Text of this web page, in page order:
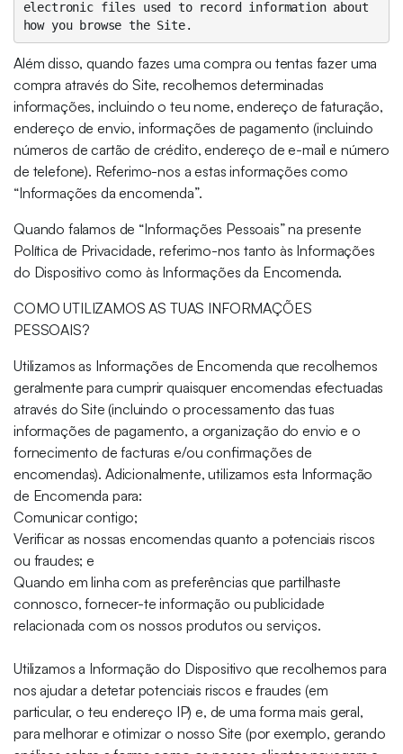
electronic files used to record information about
Além disso, quando fazes uma compra ou tentas fazer uma
compra através do Site, recolhemos determinadas
informações, incluindo o teu nome, endereço de faturação,
endereço de envio, informações de pagamento (incluindo
números de cartão de crédito, endereço de e-mail e número
de telefone). Referimo-nos a estas informações como
“Informações da encomenda”.
Quando falamos de “Informações Pessoais” na presente
Política de Privacidade, referimo-nos tanto às Informações
do Dispositivo como às Informações da Encomenda.
COMO UTILIZAMOS AS TUAS INFORMAÇÕES
PESSOAIS?
Utilizamos as Informações de Encomenda que recolhemos
geralmente para cumprir quaisquer encomendas efectuadas
através do Site (incluindo o processamento das tuas
informações de pagamento, a organização do envio e o
fornecimento de facturas e/ou confirmações de
encomendas). Adicionalmente, utilizamos esta Informação
de Encomenda para:
Comunicar contigo;
Verificar as nossas encomendas quanto a potenciais riscos
ou fraudes; e
Quando em linha com as preferências que partilhaste
connosco, fornecer-te informação ou publicidade
relacionada com os nossos produtos ou serviços.
Utilizamos a Informação do Dispositivo que recolhemos para
nos ajudar a detetar potenciais riscos e fraudes (em
particular, o teu endereço IP) e, de uma forma mais geral,
para melhorar e otimizar o nosso Site (por exemplo, gerando